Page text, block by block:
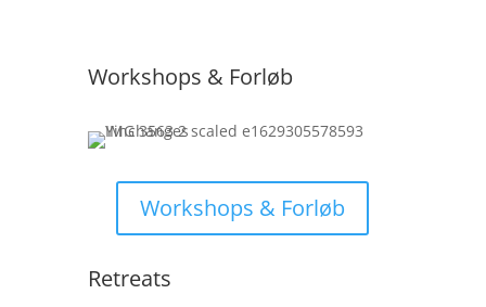
Workshops & Forløb
Workshops & Forløb
Retreats